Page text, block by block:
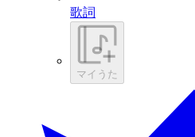
歌詞
マイうた